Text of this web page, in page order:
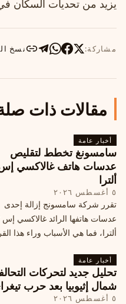
يزيد من تحديات السكان
مشاركة: نسخ
مقالات ذات
أخبار عامة
سامسونغ تخطط لتقليص
ألترا
٥ أغسطس ٢٠٢٦
تقرر شركة سامسونج إزالة إحدى
ألترا، فما هي الأسباب وراء هذا
الأندرويد الأغلى في السوق؟
أخبار عامة
تحليل جديد لتحركات
شمال إثيوبيا بعد حرب
٥ أغسطس ٢٠٢٦